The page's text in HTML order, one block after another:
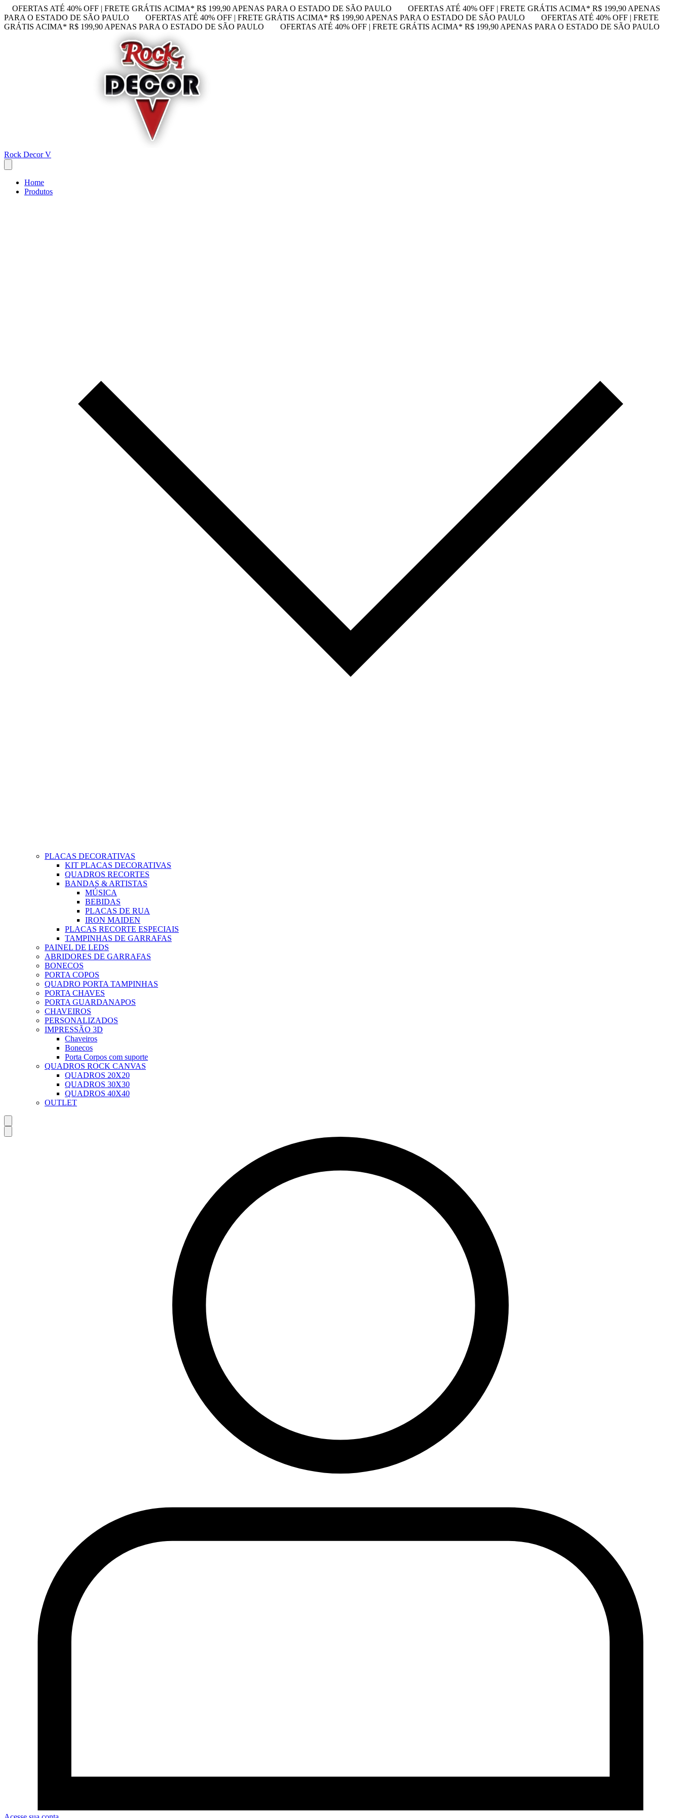
OFERTAS ATÉ 40% OFF | FRETE GRÁTIS ACIMA* R$ 199,90 APENAS PARA O ESTADO DE SÃO PAULO
OFERTAS ATÉ 40% OFF | FRETE GRÁTIS ACIMA* R$ 199,90 APENAS
PARA O ESTADO DE SÃO PAULO
OFERTAS ATÉ 40% OFF | FRETE GRÁTIS ACIMA* R$ 199,90 APENAS PARA O ESTADO DE SÃO PAULO
OFERTAS ATÉ 40% OFF | FRETE
GRÁTIS ACIMA* R$ 199,90 APENAS PARA O ESTADO DE SÃO PAULO
OFERTAS ATÉ 40% OFF | FRETE GRÁTIS ACIMA* R$ 199,90 APENAS PARA O ESTADO DE SÃO PAULO
Rock Decor V
Home
Produtos
PLACAS DECORATIVAS
KIT PLACAS DECORATIVAS
QUADROS RECORTES
BANDAS & ARTISTAS
MÚSICA
BEBIDAS
PLACAS DE RUA
IRON MAIDEN
PLACAS RECORTE ESPECIAIS
TAMPINHAS DE GARRAFAS
PAINEL DE LEDS
ABRIDORES DE GARRAFAS
BONECOS
PORTA COPOS
QUADRO PORTA TAMPINHAS
PORTA CHAVES
PORTA GUARDANAPOS
CHAVEIROS
PERSONALIZADOS
IMPRESSÃO 3D
Chaveiros
Bonecos
Porta Corpos com suporte
QUADROS ROCK CANVAS
QUADROS 20X20
QUADROS 30X30
QUADROS 40X40
OUTLET